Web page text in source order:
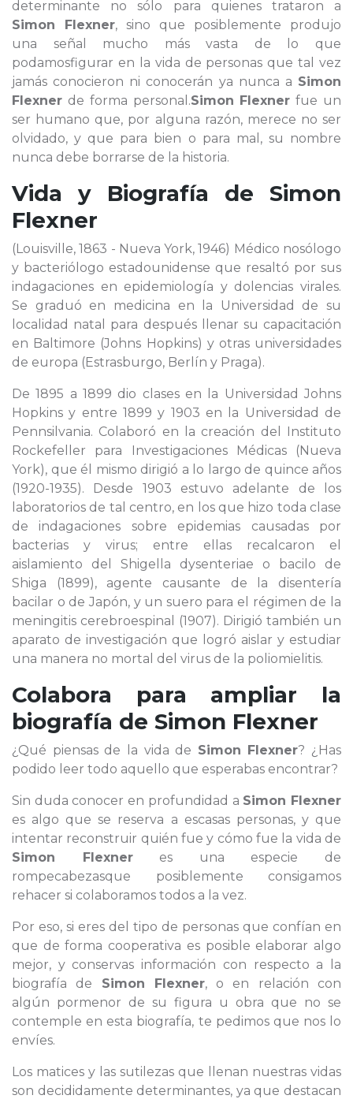
determinante no sólo para quienes trataron a
Simon Flexner, sino que posiblemente produjo
una señal mucho más vasta de lo que
podamosfigurar en la vida de personas que tal vez
jamás conocieron ni conocerán ya nunca a Simon
Flexner de forma personal.Simon Flexner fue un
ser humano que, por alguna razón, merece no ser
olvidado, y que para bien o para mal, su nombre
nunca debe borrarse de la historia.
Vida y Biografía de Simon
Flexner
(Louisville, 1863 - Nueva York, 1946) Médico nosólogo
y bacteriólogo estadounidense que resaltó por sus
indagaciones en epidemiología y dolencias virales.
Se graduó en medicina en la Universidad de su
localidad natal para después llenar su capacitación
en Baltimore (Johns Hopkins) y otras universidades
de europa (Estrasburgo, Berlín y Praga).
De 1895 a 1899 dio clases en la Universidad Johns
Hopkins y entre 1899 y 1903 en la Universidad de
Pennsilvania. Colaboró en la creación del Instituto
Rockefeller para Investigaciones Médicas (Nueva
York), que él mismo dirigió a lo largo de quince años
(1920-1935). Desde 1903 estuvo adelante de los
laboratorios de tal centro, en los que hizo toda clase
de indagaciones sobre epidemias causadas por
bacterias y virus; entre ellas recalcaron el
aislamiento del Shigella dysenteriae o bacilo de
Shiga (1899), agente causante de la disentería
bacilar o de Japón, y un suero para el régimen de la
meningitis cerebroespinal (1907). Dirigió también un
aparato de investigación que logró aislar y estudiar
una manera no mortal del virus de la poliomielitis.
Colabora para ampliar la
biografía de Simon Flexner
¿Qué piensas de la vida de Simon Flexner? ¿Has
podido leer todo aquello que esperabas encontrar?
Sin duda conocer en profundidad a Simon Flexner
es algo que se reserva a escasas personas, y que
intentar reconstruir quién fue y cómo fue la vida de
Simon Flexneres una especie de
rompecabezasque posiblemente consigamos
rehacer si colaboramos todos a la vez.
Por eso, si eres del tipo de personas que confían en
que de forma cooperativa es posible elaborar algo
mejor, y conservas información con respecto a la
biografía de Simon Flexner, o en relación con
algún pormenor de su figura u obra que no se
contemple en esta biografía, te pedimos que nos lo
envíes.
Los matices y las sutilezas que llenan nuestras vidas
son decididamente determinantes, ya que destacan